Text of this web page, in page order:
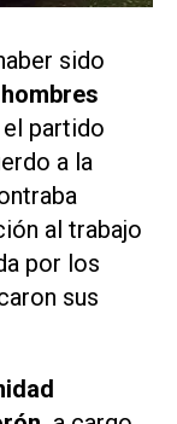
sido
partido
a la
al trabajo
por los
sus